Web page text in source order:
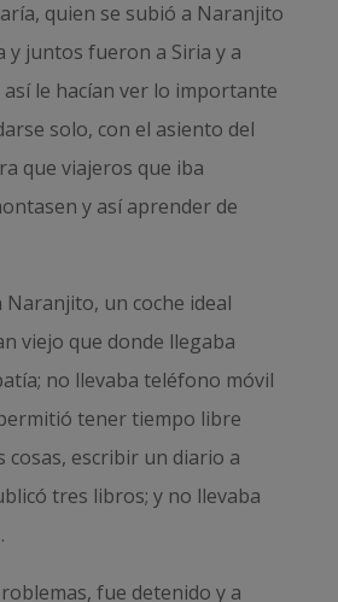
quien se subió a Naranjito
y juntos fueron a Siria y a
le hacían ver lo importante
solo, con el asiento del
que viajeros que iba
y así aprender de
Naranjito, un coche ideal
viejo que donde llegaba
no llevaba teléfono móvil
tener tiempo libre
cosas, escribir un diario a
tres libros; y no llevaba
fue detenido y a